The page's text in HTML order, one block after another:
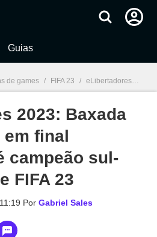
Guias
de games / FIFA 23 / eLibertadores 2023: Baxada vence PHzin em final brasileira e é campeão sul-americano de FIFA 23
2023: Baxada
em final
campeão sul-
FIFA 23
Por Gabriel Sales